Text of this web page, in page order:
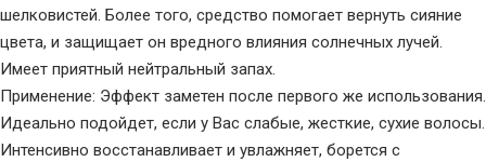
шелковистей. Более того, средство помогает вернуть сияние
цвета, и защищает он вредного влияния солнечных лучей.
Имеет приятный нейтральный запах.
Применение: Эффект заметен после первого же использования.
Идеально подойдет, если у Вас слабые, жесткие, сухие волосы.
Интенсивно восстанавливает и увлажняет, борется с